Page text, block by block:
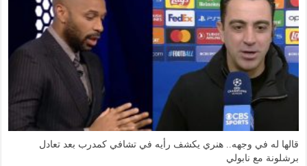
قالها له في وجهه.. هنري يكشف رأيه في تشافي كمدرب بعد تعادل
برشلونة مع نابولي